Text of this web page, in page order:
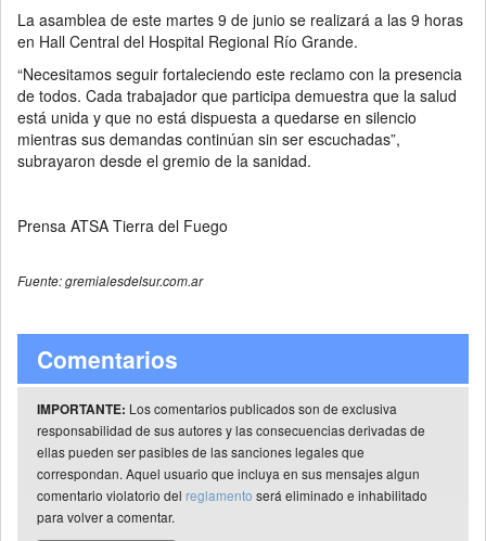
La asamblea de este martes 9 de junio se realizará a las 9 horas
en Hall Central del Hospital Regional Río Grande.
“Necesitamos seguir fortaleciendo este reclamo con la presencia
de todos. Cada trabajador que participa demuestra que la salud
está unida y que no está dispuesta a quedarse en silencio
mientras sus demandas continúan sin ser escuchadas”,
subrayaron desde el gremio de la sanidad.
Prensa ATSA Tierra del Fuego
Fuente: gremialesdelsur.com.ar
Comentarios
IMPORTANTE: Los comentarios publicados son de exclusiva
responsabilidad de sus autores y las consecuencias derivadas de
ellas pueden ser pasibles de las sanciones legales que
correspondan. Aquel usuario que incluya en sus mensajes algun
comentario violatorio del reglamento será eliminado e inhabilitado
para volver a comentar.